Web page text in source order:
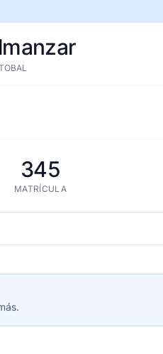
345
MATRÍCULA